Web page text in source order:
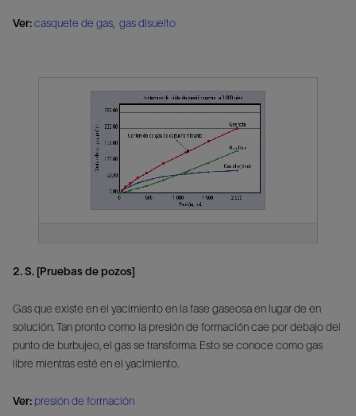
Ver:casquete de gas gas disuelto
2. S. [Pruebas de pozos]
Gas que existe en el yacimiento en la fase gaseosa en lugar de en
solución. Tan pronto como la presión de formación cae por debajo del
punto de burbujeo, el gas se transforma. Esto se conoce como gas
libre mientras esté en el yacimiento.
Ver: presión de formación